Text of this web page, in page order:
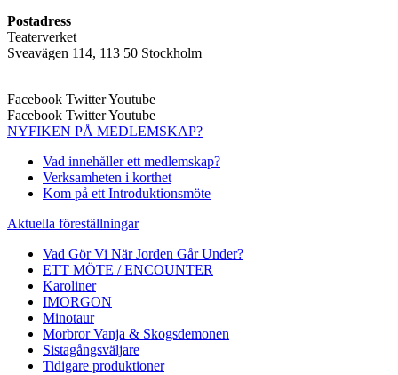
Postadress
Teaterverket
Sveavägen 114, 113 50 Stockholm
Facebook TwitterYoutube
Facebook TwitterYoutube
NYFIKEN PÅ MEDLEMSKAP?
Vad innehåller ett medlemskap?
Verksamheten i korthet
Kom på ett Introduktionsmöte
Aktuella föreställningar
Vad Gör Vi När Jorden Går Under?
ETT MÖTE / ENCOUNTER
Karoliner
IMORGON
Minotaur
Morbror Vanja & Skogsdemonen
Sistagångsväljare
Tidigare produktioner